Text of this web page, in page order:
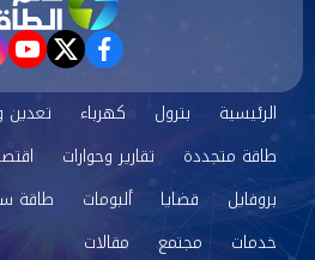
facebook
twitter
الرئيسية بترول كهرباء
تعدين
طاقة متجددة
تقارير وحوارات
بروفايل
قضايا ألبومات طاقة
خدمات
مجتمع
مقالات